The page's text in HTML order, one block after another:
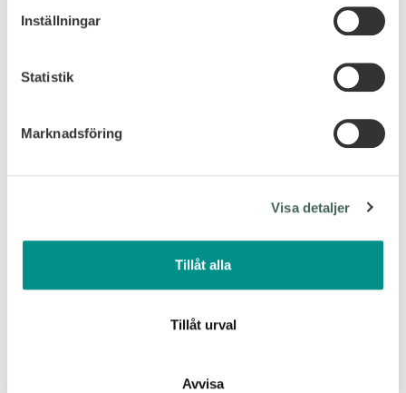
Ta reda på mer om hur dina personliga uppgifter
Du kan ändra eller dra tillbaka ditt samtycke när som
Vi använder enhetsidentifierare för att anpassa innehållet
vidarebefordrar även sådana identifierare och annan
Dessa kan i sin tur kombinera informationen med annan
information som du har tillhandahållit eller som de har
samlat in när du har använt deras tjänster.
Inställningar
Statistik
Marknadsföring
Visa detaljer
Tillåt alla
Tillåt urval
Avvisa